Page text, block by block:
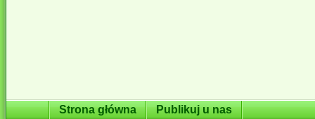
Strona główna Publikuj u nas